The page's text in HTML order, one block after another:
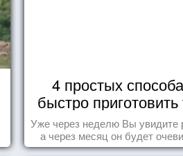
4 простых
быстро приготовить
морю
Уже через неделю Вы увидите
а через месяц он будет
всех!